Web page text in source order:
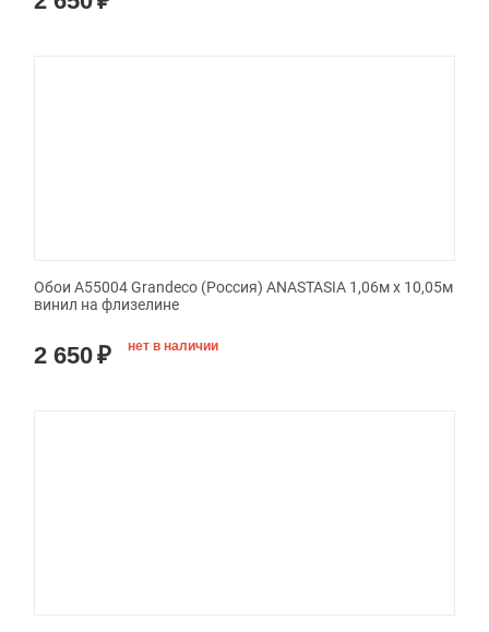
Обои A55004 Grandeco (Россия) ANASTASIA 1,06м х 10,05м
винил на флизелине
2 650₽ нет в наличии